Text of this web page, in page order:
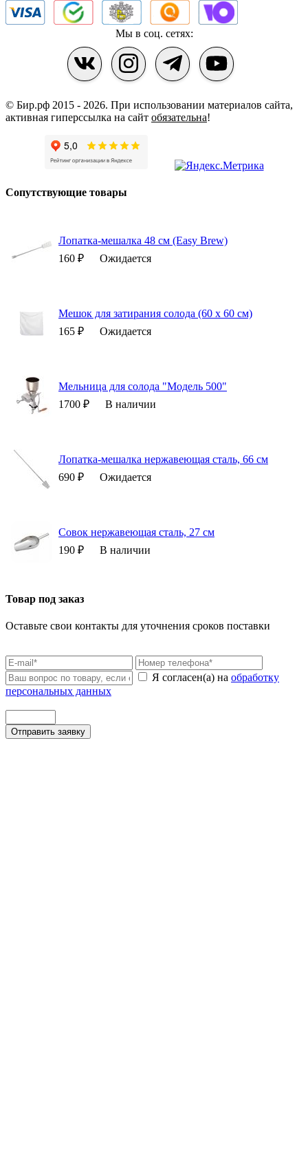
Мы в соц. сетях:
© Бир.рф 2015 - 2026. При использовании материалов сайта,
активная гиперссылка на сайт обязательна!
Сопутствующие товары
Лопатка-мешалка 48 см (Easy Brew)
160 ₽
Ожидается
Мешок для затирания солода (60 х 60 см)
165 ₽
Ожидается
Мельница для солода "Модель 500"
1700 ₽
В наличии
Лопатка-мешалка нержавеющая сталь, 66 см
690 ₽
Ожидается
Совок нержавеющая сталь, 27 см
190 ₽
В наличии
Товар под заказ
Оставьте свои контакты для уточнения сроков поставки
Я согласен(а) на обработку
персональных данных
Отправить заявку